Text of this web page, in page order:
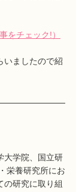
をチェック!）
いましたので紹
大学院、国立研
栄養研究所にお
の研究に取り組